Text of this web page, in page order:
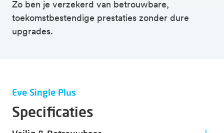
Zo ben je verzekerd van betrouwbare,
toekomstbestendige prestaties zonder dure
upgrades.
Eve Single Plus
Specificaties